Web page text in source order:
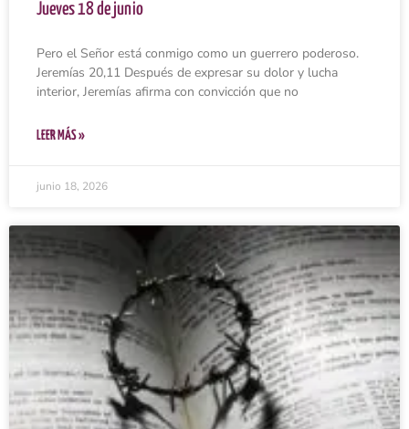
Jueves 18 de junio
Pero el Señor está conmigo como un guerrero poderoso.
Jeremías 20,11 Después de expresar su dolor y lucha
interior, Jeremías afirma con convicción que no
LEER MÁS »
junio 18, 2026